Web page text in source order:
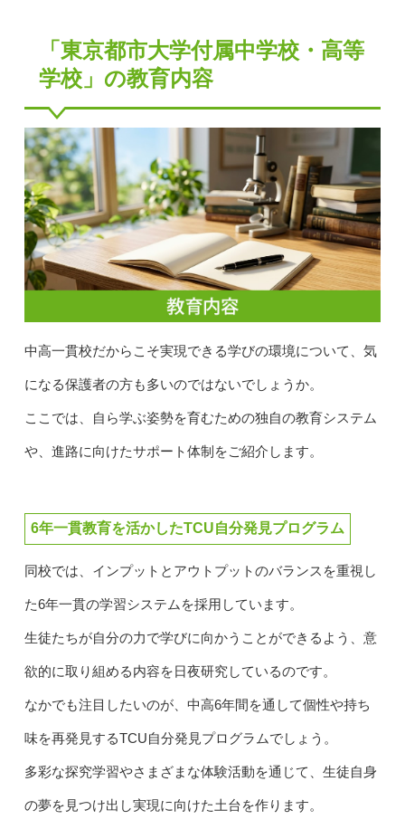
「東京都市大学付属中学校・高等
学校」の教育内容
中高一貫校だからこそ実現できる学びの環境について、気
になる保護者の方も多いのではないでしょうか。
ここでは、自ら学ぶ姿勢を育むための独自の教育システム
や、進路に向けたサポート体制をご紹介します。
6年一貫教育を活かしたTCU自分発見プログラム
同校では、インプットとアウトプットのバランスを重視し
た6年一貫の学習システムを採用しています。
生徒たちが自分の力で学びに向かうことができるよう、意
欲的に取り組める内容を日夜研究しているのです。
なかでも注目したいのが、中高6年間を通して個性や持ち
味を再発見するTCU自分発見プログラムでしょう。
多彩な探究学習やさまざまな体験活動を通じて、生徒自身
の夢を見つけ出し実現に向けた土台を作ります。